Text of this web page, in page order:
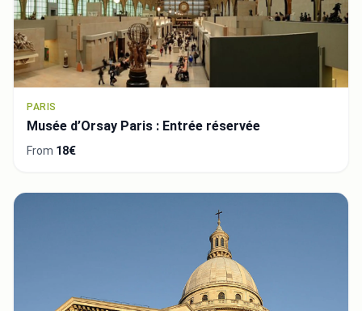
PARIS
Musée d’Orsay Paris : Entrée réservée
From 18€